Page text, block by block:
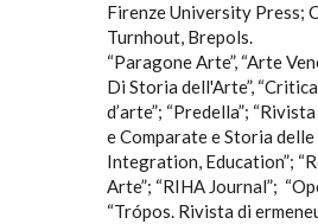
Firenze University Press;
Turnhout, Brepols.
“Paragone Arte”, “Arte
Di Storia dell'Arte”,
d’arte”; “Predella”;
e Comparate e Storia delle
Integration, Education”;
Arte”; “RIHA Journal”;
“Trópos. Rivista di